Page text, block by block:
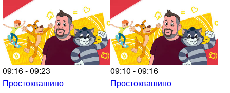
09:16 - 09:23
Простоквашино
09:10 - 09:16
Простоквашино